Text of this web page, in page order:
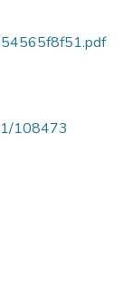
108473